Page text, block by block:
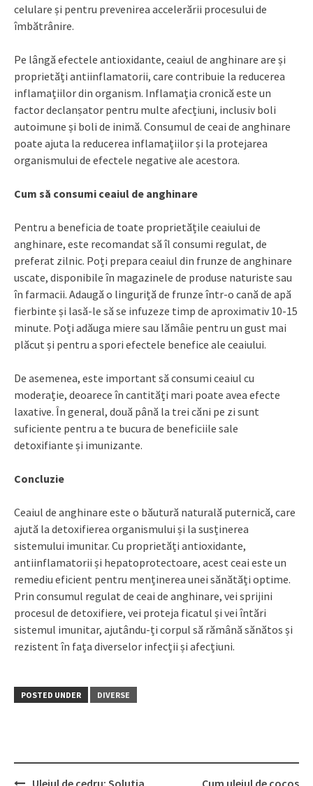
celulare și pentru prevenirea accelerării procesului de
îmbătrânire.
Pe lângă efectele antioxidante, ceaiul de anghinare are și
proprietăți antiinflamatorii, care contribuie la reducerea
inflamațiilor din organism. Inflamația cronică este un
factor declanșator pentru multe afecțiuni, inclusiv boli
autoimune și boli de inimă. Consumul de ceai de anghinare
poate ajuta la reducerea inflamațiilor și la protejarea
organismului de efectele negative ale acestora.
Cum să consumi ceaiul de anghinare
Pentru a beneficia de toate proprietățile ceaiului de
anghinare, este recomandat să îl consumi regulat, de
preferat zilnic. Poți prepara ceaiul din frunze de anghinare
uscate, disponibile în magazinele de produse naturiste sau
în farmacii. Adaugă o linguriță de frunze într-o cană de apă
fierbinte și lasă-le să se infuzeze timp de aproximativ 10-15
minute. Poți adăuga miere sau lămâie pentru un gust mai
plăcut și pentru a spori efectele benefice ale ceaiului.
De asemenea, este important să consumi ceaiul cu
moderație, deoarece în cantități mari poate avea efecte
laxative. În general, două până la trei căni pe zi sunt
suficiente pentru a te bucura de beneficiile sale
detoxifiante și imunizante.
Concluzie
Ceaiul de anghinare este o băutură naturală puternică, care
ajută la detoxifierea organismului și la susținerea
sistemului imunitar. Cu proprietăți antioxidante,
antiinflamatorii și hepatoprotectoare, acest ceai este un
remediu eficient pentru menținerea unei sănătăți optime.
Prin consumul regulat de ceai de anghinare, vei sprijini
procesul de detoxifiere, vei proteja ficatul și vei întări
sistemul imunitar, ajutându-ți corpul să rămână sănătos și
rezistent în fața diverselor infecții și afecțiuni.
POSTED UNDER DIVERSE
PostUleiul de cedru: Soluția Cum uleiul de cocos